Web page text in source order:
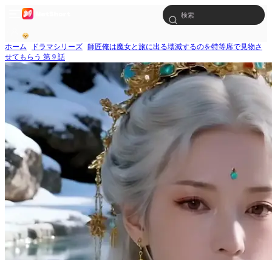
ホーム ドラマシリーズ 師匠俺は魔女と旅に出る壊滅するのを特等席で見物さ
せてもらう 第 9 話